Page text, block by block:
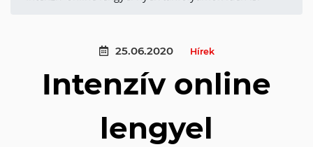
25.06.2020 Hírek
Intenzív online
lengyel